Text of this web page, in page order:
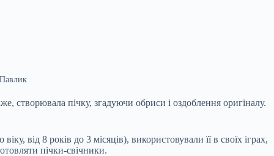
створювала пічку, згадуючи обриси і оздоблення оригіналу.
від 8 років до 3 місяців), використовували її в своїх іграх,
пічки-свічники.